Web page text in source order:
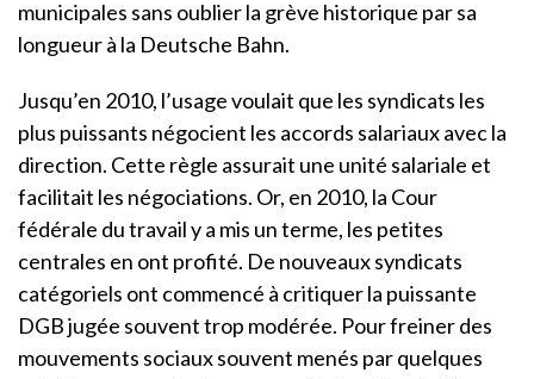
municipales sans oublier la grève historique par sa
longueur à la Deutsche Bahn.
Jusqu’en 2010, l’usage voulait que les syndicats les
plus puissants négocient les accords salariaux avec la
direction. Cette règle assurait une unité salariale et
facilitait les négociations. Or, en 2010, la Cour
fédérale du travail y a mis un terme, les petites
centrales en ont profité. De nouveaux syndicats
catégoriels ont commencé à critiquer la puissante
DGB jugée souvent trop modérée. Pour freiner des
mouvements sociaux souvent menés par quelques